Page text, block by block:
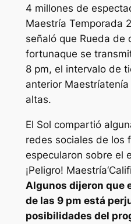
4 millones de
Maestría Temporada
señaló que Rueda de
fortunaque se
8 pm, el intervalo de
anterior Maestríatenía
altas.
El Sol compartió
redes sociales de los
especularon sobre el
¡Peligro! Maestría
Algunos dijeron que
de las 9 pm está
posibilidades del